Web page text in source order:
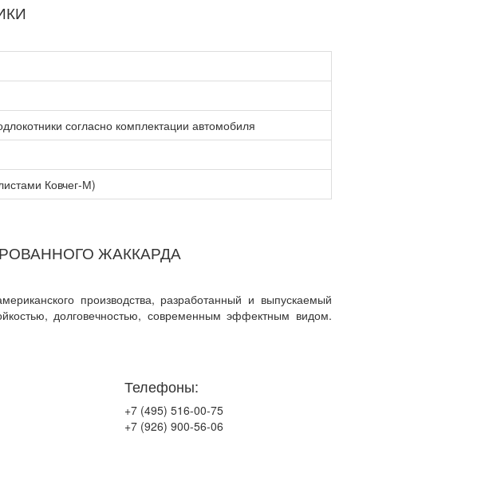
согласно комплектации автомобиля
Ковчег-М)
ЖАККАРДА
производства, разработанный и выпускаемый
долговечностью, современным эффектным видом.
Телефоны:
+7 (495) 516-00-75
+7 (926) 900-56-06